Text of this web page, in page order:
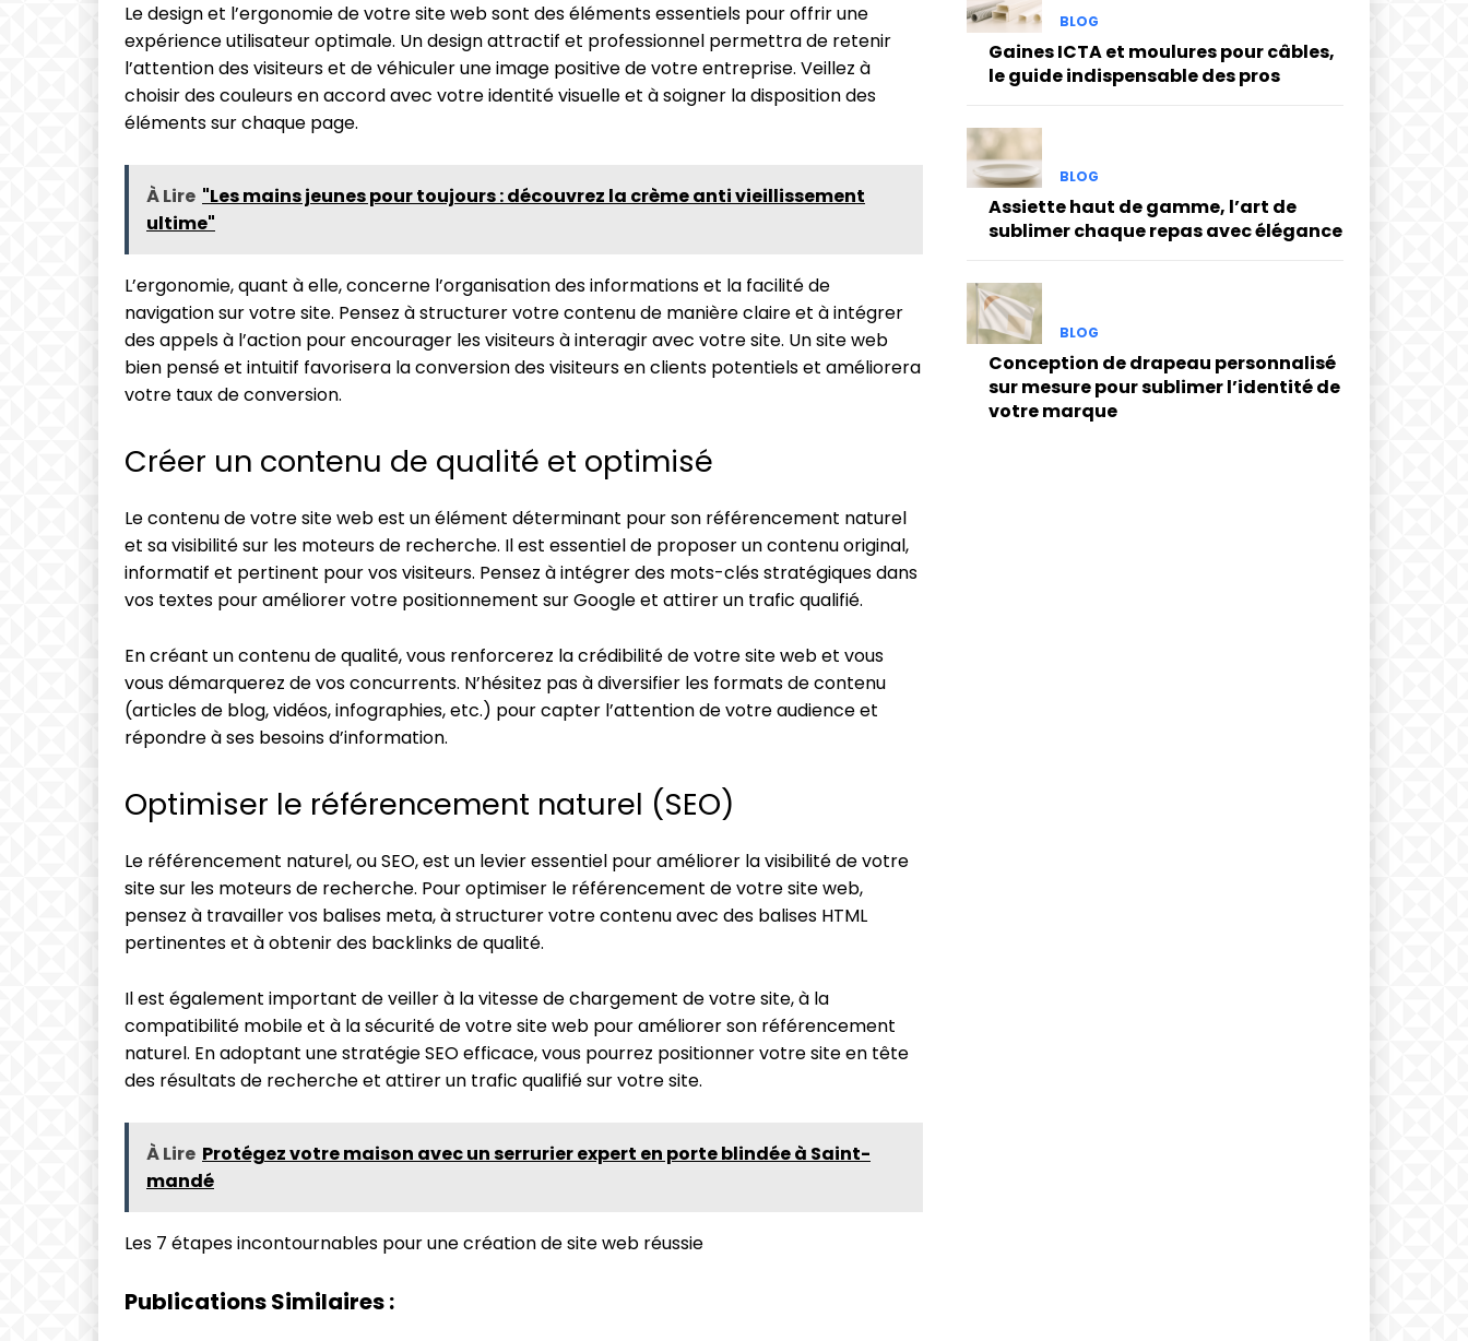
Le design et l’ergonomie de votre site web sont des éléments essentiels pour offrir une
expérience utilisateur optimale. Un design attractif et professionnel permettra de retenir
l’attention des visiteurs et de véhiculer une image positive de votre entreprise. Veillez à
choisir des couleurs en accord avec votre identité visuelle et à soigner la disposition des
éléments sur chaque page.
À Lire "Les mains jeunes pour toujours : découvrez la crème anti vieillissement
ultime"
L’ergonomie, quant à elle, concerne l’organisation des informations et la facilité de
navigation sur votre site. Pensez à structurer votre contenu de manière claire et à intégrer
des appels à l’action pour encourager les visiteurs à interagir avec votre site. Un site web
bien pensé et intuitif favorisera la conversion des visiteurs en clients potentiels et améliorera
votre taux de conversion.
Créer un contenu de qualité et optimisé
Le contenu de votre site web est un élément déterminant pour son référencement naturel
et sa visibilité sur les moteurs de recherche. Il est essentiel de proposer un contenu original,
informatif et pertinent pour vos visiteurs. Pensez à intégrer des mots-clés stratégiques dans
vos textes pour améliorer votre positionnement sur Google et attirer un trafic qualifié.
En créant un contenu de qualité, vous renforcerez la crédibilité de votre site web et vous
vous démarquerez de vos concurrents. N’hésitez pas à diversifier les formats de contenu
(articles de blog, vidéos, infographies, etc.) pour capter l’attention de votre audience et
répondre à ses besoins d’information.
Optimiser le référencement naturel (SEO)
Le référencement naturel, ou SEO, est un levier essentiel pour améliorer la visibilité de votre
site sur les moteurs de recherche. Pour optimiser le référencement de votre site web,
pensez à travailler vos balises meta, à structurer votre contenu avec des balises HTML
pertinentes et à obtenir des backlinks de qualité.
Il est également important de veiller à la vitesse de chargement de votre site, à la
compatibilité mobile et à la sécurité de votre site web pour améliorer son référencement
naturel. En adoptant une stratégie SEO efficace, vous pourrez positionner votre site en tête
des résultats de recherche et attirer un trafic qualifié sur votre site.
À Lire Protégez votre maison avec un serrurier expert en porte blindée à Saint-
mandé
Les 7 étapes incontournables pour une création de site web réussie
Publications Similaires :
BLOG
Gaines ICTA et moulures pour câbles,
le guide indispensable des pros
BLOG
Assiette haut de gamme, l’art de
sublimer chaque repas avec élégance
BLOG
Conception de drapeau personnalisé
sur mesure pour sublimer l’identité de
votre marque